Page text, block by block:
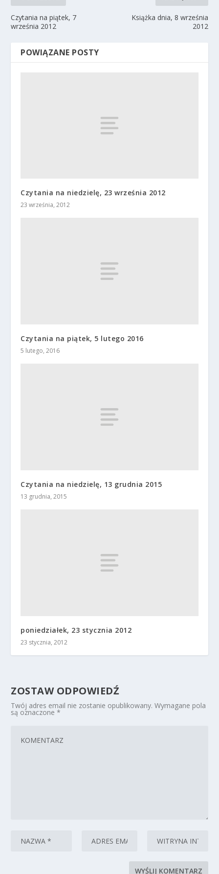
Czytania na piątek, 7
września 2012
Książka dnia, 8 września
2012
POWIĄZANE POSTY
Czytania na niedzielę, 23 września 2012
23 września, 2012
Czytania na piątek, 5 lutego 2016
5 lutego, 2016
Czytania na niedzielę, 13 grudnia 2015
13 grudnia, 2015
poniedziałek, 23 stycznia 2012
23 stycznia, 2012
ZOSTAW ODPOWIEDŹ
Twój adres email nie zostanie opublikowany. Wymagane pola
są oznaczone*